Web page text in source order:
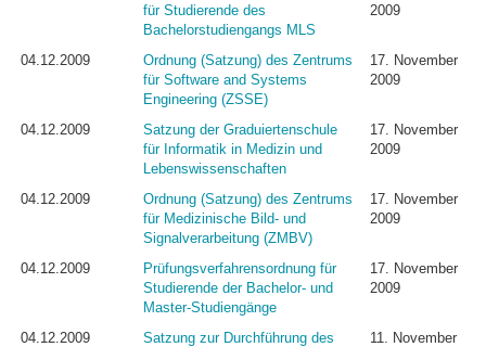
für Studierende des
Bachelorstudiengangs MLS
2009
04.12.2009
Ordnung (Satzung) des Zentrums
für Software and Systems
Engineering (ZSSE)
17. November
2009
04.12.2009
Satzung der Graduiertenschule
für Informatik in Medizin und
Lebenswissenschaften
17. November
2009
04.12.2009
Ordnung (Satzung) des Zentrums
für Medizinische Bild- und
Signalverarbeitung (ZMBV)
17. November
2009
04.12.2009
Prüfungsverfahrensordnung für
Studierende der Bachelor- und
Master-Studiengänge
17. November
2009
04.12.2009
Satzung zur Durchführung des
11. November